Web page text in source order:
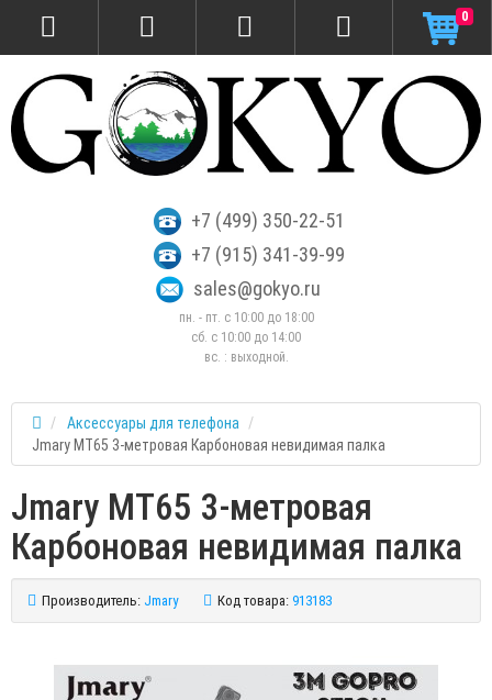
+7 (499) 350-22-51
+7 (915) 341-39-99
sales@gokyo.ru
пн. - пт. с 10:00 до 18:00
сб. c 10:00 до 14:00
вс. : выходной.
0
Аксессуары для телефона
Jmary MT65 3-метровая Карбоновая невидимая палка
Jmary MT65 3-метровая
Карбоновая невидимая палка
Производитель: Jmary Код товара: 913183